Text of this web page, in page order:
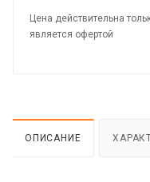
Цена действительна
является офертой
ОПИСАНИЕ